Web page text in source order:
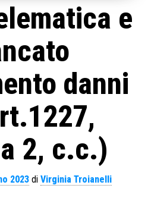
e
danni
2, c.c.)
2023 di Virginia Troianelli